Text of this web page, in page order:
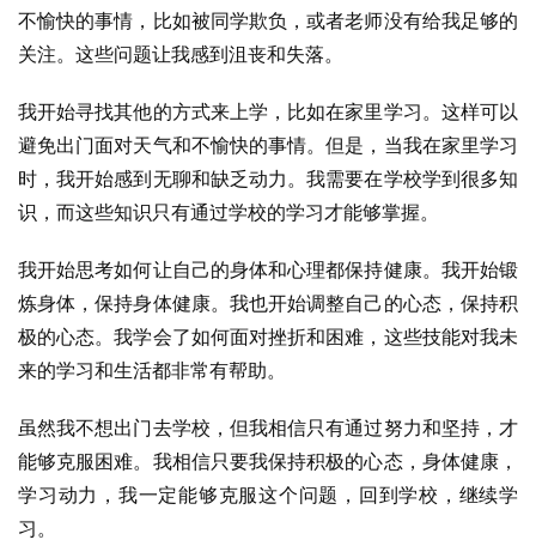
不愉快的事情，比如被同学欺负，或者老师没有给我足够的
关注。这些问题让我感到沮丧和失落。
我开始寻找其他的方式来上学，比如在家里学习。这样可以
避免出门面对天气和不愉快的事情。但是，当我在家里学习
时，我开始感到无聊和缺乏动力。我需要在学校学到很多知
识，而这些知识只有通过学校的学习才能够掌握。
我开始思考如何让自己的身体和心理都保持健康。我开始锻
炼身体，保持身体健康。我也开始调整自己的心态，保持积
极的心态。我学会了如何面对挫折和困难，这些技能对我未
来的学习和生活都非常有帮助。
虽然我不想出门去学校，但我相信只有通过努力和坚持，才
能够克服困难。我相信只要我保持积极的心态，身体健康，
学习动力，我一定能够克服这个问题，回到学校，继续学
习。